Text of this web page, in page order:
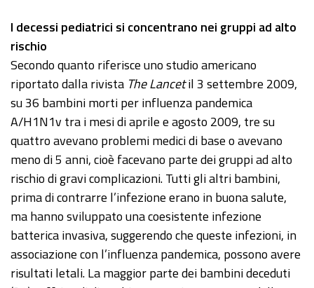
I decessi pediatrici si concentrano nei gruppi ad alto
rischio
Secondo quanto riferisce uno studio americano
riportato dalla rivista The Lancetil 3 settembre 2009,
su 36 bambini morti per influenza pandemica
A/H1N1v tra i mesi di aprile e agosto 2009, tre su
quattro avevano problemi medici di base o avevano
meno di 5 anni, cioè facevano parte dei gruppi ad alto
rischio di gravi complicazioni. Tutti gli altri bambini,
prima di contrarre l’infezione erano in buona salute,
ma hanno sviluppato una coesistente infezione
batterica invasiva, suggerendo che queste infezioni, in
associazione con l’influenza pandemica, possono avere
risultati letali. La maggior parte dei bambini deceduti